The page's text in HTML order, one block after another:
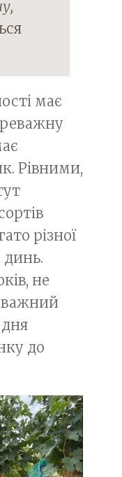
має
Рівними,
різної
динь.
не
дня
до